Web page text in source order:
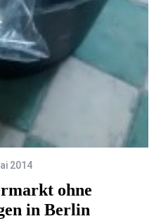
2014
ohne
in Berlin